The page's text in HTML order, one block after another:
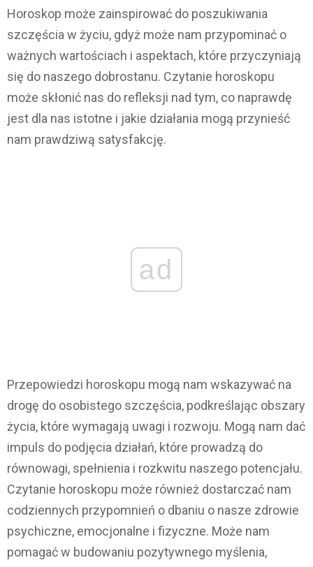
Horoskop może zainspirować do poszukiwania
szczęścia w życiu, gdyż może nam przypominać o
ważnych wartościach i aspektach, które przyczyniają
się do naszego dobrostanu. Czytanie horoskopu
może skłonić nas do refleksji nad tym, co naprawdę
jest dla nas istotne i jakie działania mogą przynieść
nam prawdziwą satysfakcję.
ad
Przepowiedzi horoskopu mogą nam wskazywać na
drogę do osobistego szczęścia, podkreślając obszary
życia, które wymagają uwagi i rozwoju. Mogą nam dać
impuls do podjęcia działań, które prowadzą do
równowagi, spełnienia i rozkwitu naszego potencjału.
Czytanie horoskopu może również dostarczać nam
codziennych przypomnień o dbaniu o nasze zdrowie
psychiczne, emocjonalne i fizyczne. Może nam
pomagać w budowaniu pozytywnego myślenia,